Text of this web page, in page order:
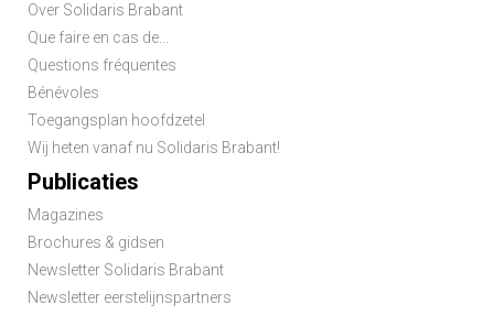
Over Solidaris Brabant
Que faire en cas de...
Questions fréquentes
Bénévoles
Toegangsplan hoofdzetel
Wij heten vanaf nu Solidaris Brabant!
Publicaties
Magazines
Brochures & gidsen
Newsletter Solidaris Brabant
Newsletter eerstelijnspartners